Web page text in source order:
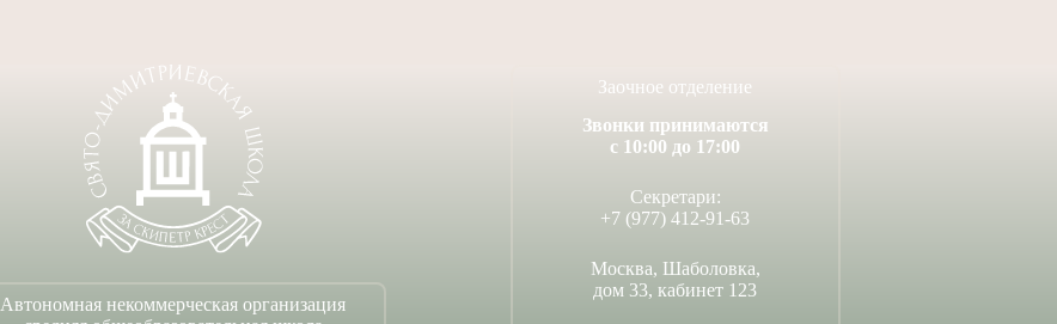
Автономная некоммерческая организация
Заочное отделение
Звонки принимаются
с 10:00 до 17:00
Секретари:
+7 (977) 412-91-63
Москва, Шаболовка,
дом 33, кабинет 123